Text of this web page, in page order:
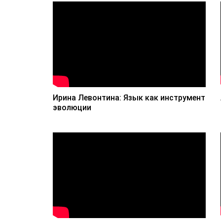
Ирина Левонтина: Язык как инструмент
эволюции